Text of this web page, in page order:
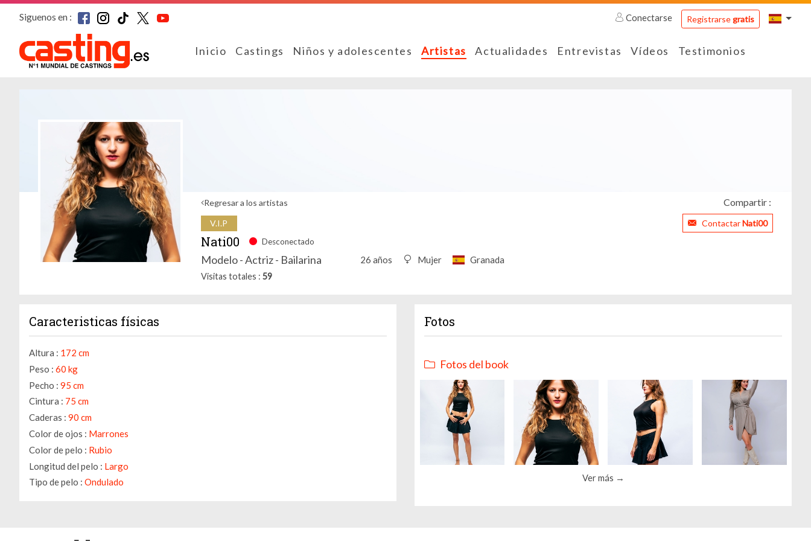
Siguenos en : Conectarse Registrarsegratis
Inicio Castings Niños y adolescentes Artistas Actualidades Entrevistas Vídeos Testimonios
Regresar a los artistas Compartir :
V.I.P ContactarNati00
Nati00 Desconectado
Modelo - Actriz - Bailarina 26 años Mujer Granada
Visitas totales 59
Caracteristicas físicas
Altura : 172 cm
Peso : 60 kg
Pecho : 95 cm
Cintura : 75 cm
Caderas : 90 cm
Color de ojos : Marrones
Color de pelo : Rubio
Longitud del pelo : Largo
Tipo de pelo : Ondulado
Fotos
Fotos del book
Ver más